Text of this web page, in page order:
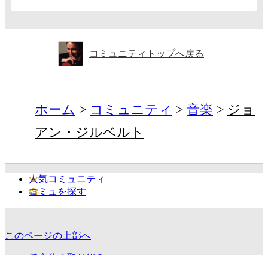
コミュニティトップへ戻る
ホーム コミュニティ 音楽
ジョ
アン・ジルベルト
人気コミュニティ
コミュを探す
このページの上部へ